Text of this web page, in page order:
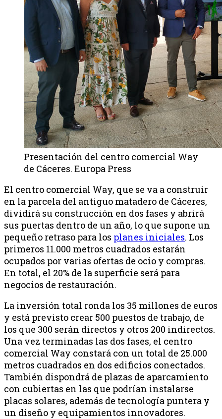
Presentación del centro comercial Way
de Cáceres. Europa Press
El centro comercial Way, que se va a construir
en la parcela del antiguo matadero de Cáceres,
dividirá su construcción en dos fases y abrirá
sus puertas dentro de un año, lo que supone un
pequeño retraso para los planes iniciales. Los
primeros 11.000 metros cuadrados estarán
ocupados por varias ofertas de ocio y compras.
En total, el 20% de la superficie será para
negocios de restauración.
La inversión total ronda los 35 millones de euros
y está previsto crear 500 puestos de trabajo, de
los que 300 serán directos y otros 200 indirectos.
Una vez terminadas las dos fases, el centro
comercial Way constará con un total de 25.000
metros cuadrados en dos edificios conectados.
También dispondrá de plazas de aparcamiento
con cubiertas en las que podrían instalarse
placas solares, además de tecnología puntera y
un diseño y equipamientos innovadores.